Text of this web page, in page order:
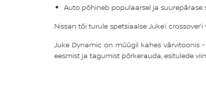
Auto põhineb populaarsel ja
Nissan tõi turule spetsiaalse Juke’i
Juke Dynamic on müügil kahes värvitoonis
eesmist ja tagumist põrkerauda, esitulede